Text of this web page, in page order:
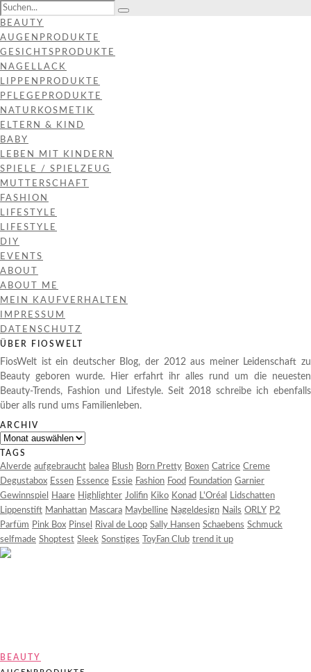
BEAUTY
AUGENPRODUKTE
GESICHTSPRODUKTE
NAGELLACK
LIPPENPRODUKTE
PFLEGEPRODUKTE
NATURKOSMETIK
ELTERN & KIND
BABY
LEBEN MIT KINDERN
SPIELE / SPIELZEUG
MUTTERSCHAFT
FASHION
LIFESTYLE
LIFESTYLE
DIY
EVENTS
ABOUT
ABOUT ME
MEIN KAUFVERHALTEN
IMPRESSUM
DATENSCHUTZ
ÜBER FIOSWELT
FiosWelt ist ein deutscher Blog, der 2012 aus meiner Leidenschaft zu
Beauty geboren wurde. Hier erfahrt ihr alles rund um die neuesten
Beauty-Trends, Fashion und Lifestyle. Seit 2018 schreibe ich ebenfalls
über alls rund ums Familienleben.
ARCHIV
Archiv
TAGS
Alverde aufgebraucht balea Blush Born Pretty Boxen Catrice Creme
Degustabox Essen Essence Essie Fashion Food Foundation Garnier
Gewinnspiel
Haare Highlighter Jolifin Kiko Konad L'Oréal
Lidschatten
Lippenstift Manhattan Mascara Maybelline Nageldesign Nails ORLY P2
Parfüm Pink Box Pinsel Rival de Loop Sally Hansen Schaebens Schmuck
selfmade Shoptest Sleek Sonstiges ToyFan Club trend it up
BEAUTY